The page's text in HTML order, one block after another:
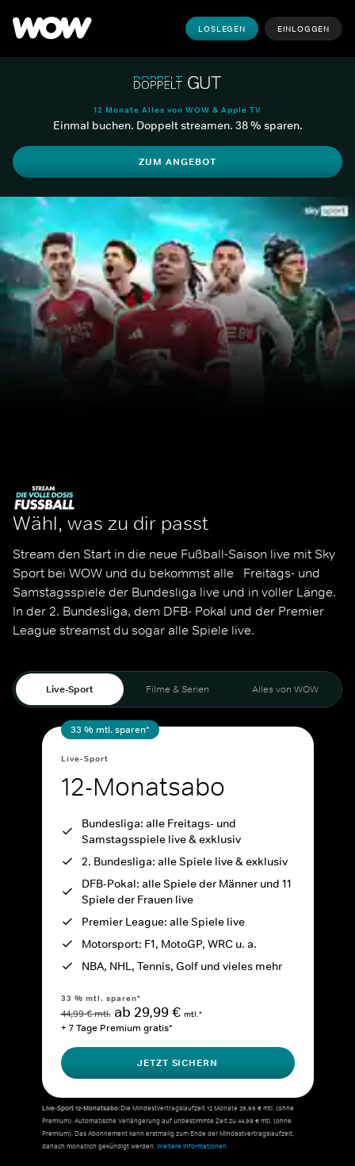
LOSLEGEN EINLOGGEN
12 Monate Alles von WOW & Apple TV
Einmal buchen. Doppelt streamen. 38 % sparen.
ZUM ANGEBOT
Wähl, was zu dir passt
Stream den Start in die neue Fußball-Saison live mit Sky
Sport bei WOW und du bekommst alle   Freitags- und
Samstagsspiele der Bundesliga live und in voller Länge.
In der 2. Bundesliga, dem DFB- Pokal und der Premier
League streamst du sogar alle Spiele live.
Live-Sport Filme & Serien Alles von WOW
33 % mtl. sparen*
Live-Sport
12-Monatsabo
Bundesliga: alle Freitags- und
Samstagsspiele live & exklusiv
2. Bundesliga: alle Spiele live & exklusiv
DFB-Pokal: alle Spiele der Männer und 11
Spiele der Frauen live
Premier League: alle Spiele live
Motorsport: F1, MotoGP, WRC u. a.
NBA, NHL, Tennis, Golf und vieles mehr
33 % mtl. sparen*
44,99 € mtl. ab 29,99 € mtl.*
+ 7 Tage Premium gratis*
JETZT SICHERN
Live-Sport 12-Monatsabo:Die Mindestvertragslaufzeit 12 Monate 29,99 € mtl. (ohne
Premium). Automatische Verlängerung auf unbestimmte Zeit zu 44,99 € mtl. (ohne
Premium). Das Abonnement kann erstmalig zum Ende der Mindestvertragslaufzeit,
danach monatlich gekündigt werden.Weitere Informationen.